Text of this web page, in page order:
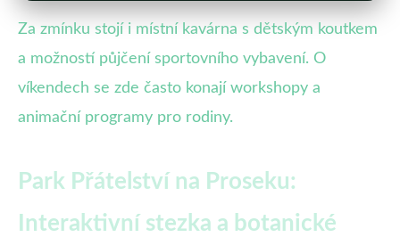
Za zmínku stojí i místní kavárna s dětským koutkem
a možností půjčení sportovního vybavení. O
víkendech se zde často konají workshopy a
animační programy pro rodiny.
Park Přátelství na Proseku:
Interaktivní stezka a botanické